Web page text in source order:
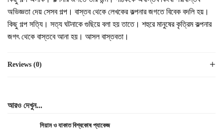
অভিজ্ঞতা দেয় সেসব গল্প। বাস্তব থেকে লেখকের কল্পনার জগতে বিবেক বদলি হয়।
কিছু গল্প সত্যি। সত্য ঘটনাকে গুছিয়ে বলা হয় তাতে। শহুরে মানুষের কৃত্রিম কল্পনার
জগৎ থেকে বাস্তবে আনা হয়। আসল বাস্তবতা।
Reviews (0)
আরও দেখুন...
সিয়াম ও যাকাত বিশ্বকোষ প্যাকেজ